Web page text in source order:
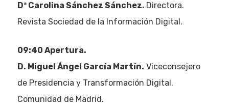
Dª Carolina Sánchez Sánchez. Directora.
Revista Sociedad de la Información Digital.
09:40 Apertura.
D. Miguel Ángel García Martín. Viceconsejero
de Presidencia y Transformación Digital.
Comunidad de Madrid.